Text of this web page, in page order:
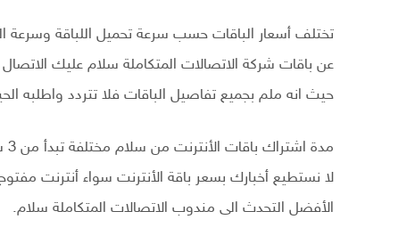
تختلف أسعار الباقات حسب سرعة تحميل اللباقة وسرعة
عن باقات شركة الاتصالات المتكاملة سلام عليك
حيث انه ملم بجميع تفاصيل الباقات فلا تتردد واطلبه
لا نستطيع أخبارك بسعر باقة الأنترنت سواء أنترنت
الأفضل التحدث الى مندوب الاتصالات المتكاملة سلام.